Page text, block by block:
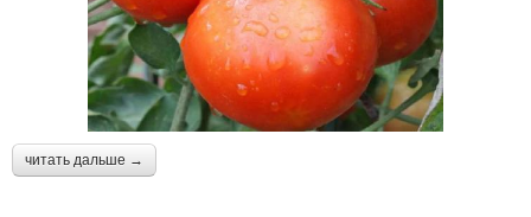
читать дальше →